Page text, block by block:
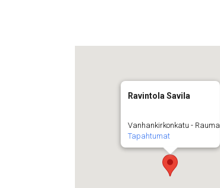
Ravintola Savila
Vanhankirkonkatu - Rauma
Tapahtumat